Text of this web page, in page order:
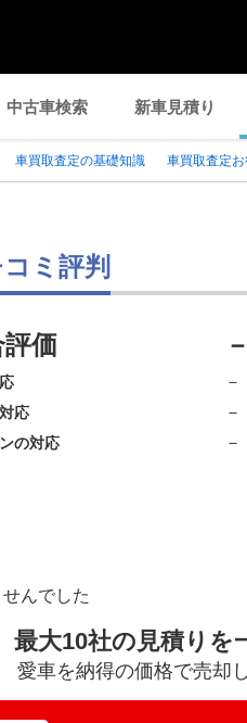
中古車検索 新車見積り
車買取査定の基礎知識 車買取査定
ミ評判
価 －
－
応 －
の対応 －
んでした
最大10社の見積りを
愛車を納得の価格で売却